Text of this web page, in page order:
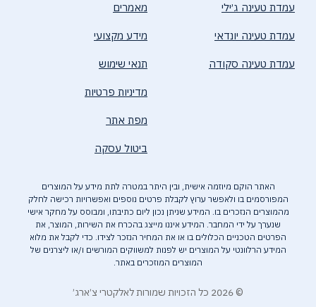
עמדת טעינה ג׳ילי
עמדת טעינה יונדאי
עמדת טעינה סקודה
מאמרים
מידע מקצועי
תנאי שימוש
מדיניות פרטיות
מפת אתר
ביטול עסקה
האתר הוקם מיוזמה אישית, ובין היתר במטרה לתת מידע על המוצרים
המפורסמים בו ולאפשר ערוץ לקבלת פרטים נוספים ואפשרויות רכישה לחלק
מהמוצרים הנזכרים בו. המידע שניתן נכון ליום כתיבתו, ומבוסס על מחקר אישי
שנערך על ידי המחבר. המידע איננו מייצג בהכרח את השירות, המוצר, את
הפרטים הטכניים הכלולים בו או את המחיר הנזכר לצידו. כדי לקבל את מלוא
המידע הרלוונטי על המוצרים יש לפנות למשווקים המורשים ו/או ליצרנים של
המוצרים המוזכרים באתר.
© 2026 כל הזכויות שמורות לאלקטרי צ׳ארג׳